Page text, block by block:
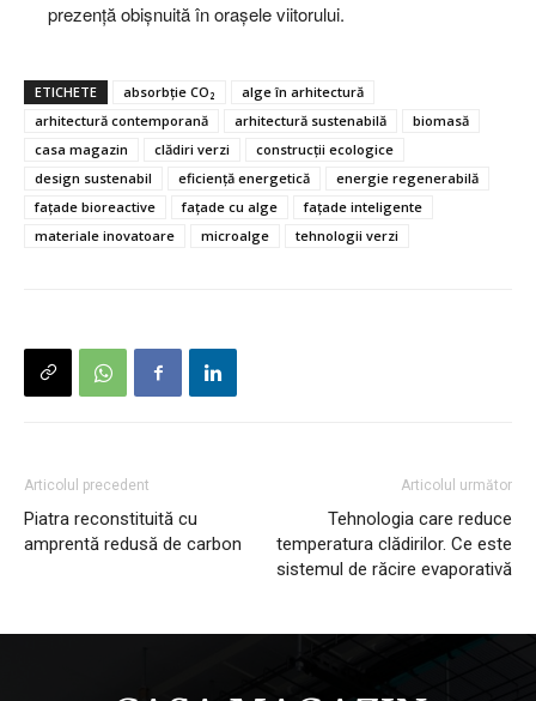
prezență obișnuită în orașele viitorului.
ETICHETE absorbție CO₂
alge în arhitectură
arhitectură contemporană
arhitectură sustenabilă
biomasă
casa magazin
clădiri verzi
construcții ecologice
design sustenabil
eficiență energetică
energie regenerabilă
fațade bioreactive
fațade cu alge
fațade inteligente
materiale inovatoare
microalge tehnologii verzi
Articolul precedent
Piatra reconstituită cu
amprentă redusă de carbon
Articolul următor
Tehnologia care reduce
temperatura clădirilor. Ce este
sistemul de răcire evaporativă